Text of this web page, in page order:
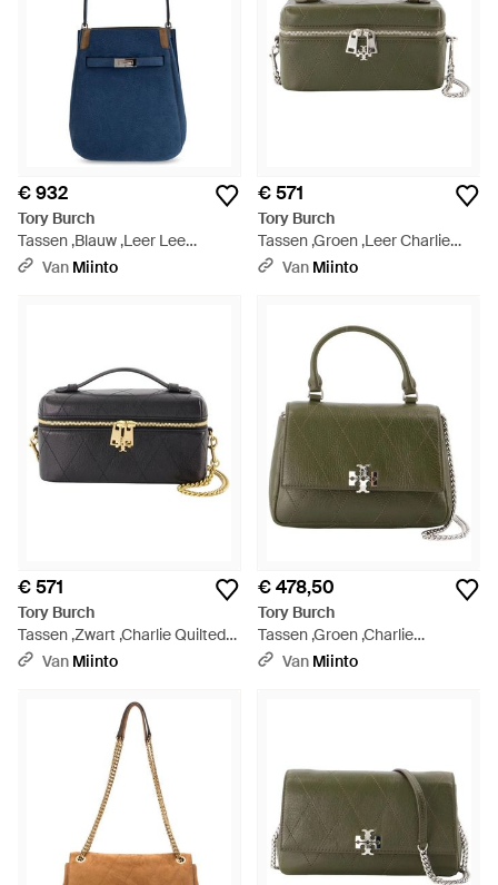
€ 932
Tory Burch
Tassen ,Blauw ,Leer Lee
Radziwill Bag - Blauw
Van Miinto
€ 571
Tory Burch
Tassen ,Groen ,Leer Charlie
East‑West Vanity Case - Groen
Van Miinto
€ 571
Tory Burch
Tassen ,Zwart ,Charlie Quilted
East‑West Vanity Case - Zwart
Van Miinto
€ 478,50
Tory Burch
Tassen ,Groen ,Charlie
Portemonnee Met Ketting En
Van Miinto